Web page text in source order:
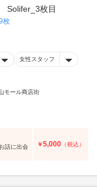
枚
女性スタッフ
モール商店街
話に出会
￥5,000 （税込）